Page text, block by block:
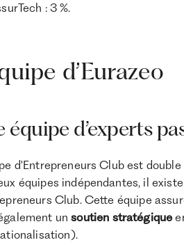
: 3 %.
d’Eurazeo
équipe d’experts
d'Entrepreneurs Club est double
équipes indépendantes, il
Club. Cette équipe
unsoutien stratégique